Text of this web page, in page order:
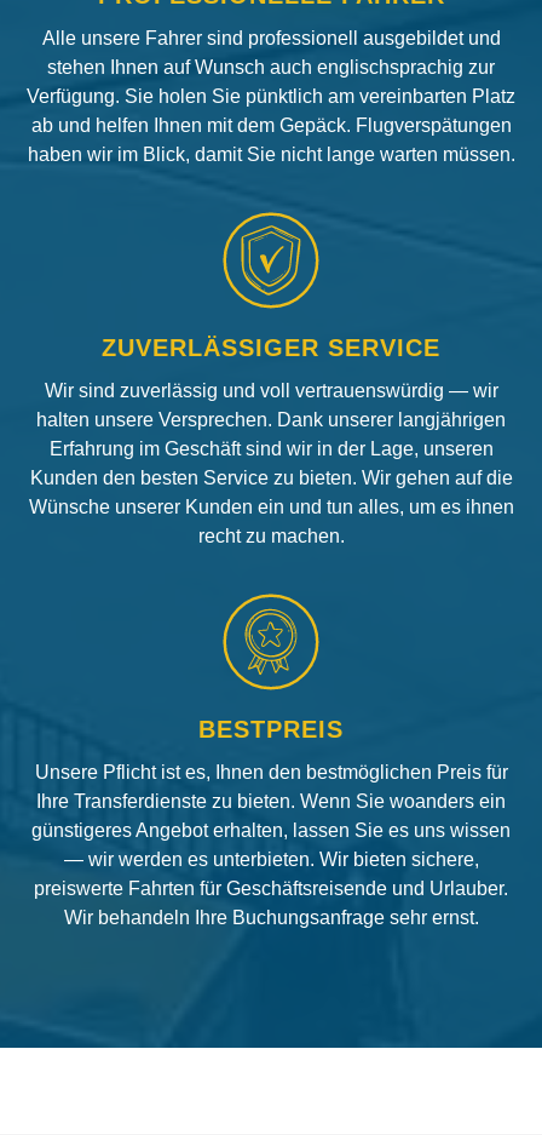
Alle unsere Fahrer sind professionell ausgebildet und
stehen Ihnen auf Wunsch auch englischsprachig zur
Verfügung. Sie holen Sie pünktlich am vereinbarten Platz
ab und helfen Ihnen mit dem Gepäck. Flugverspätungen
haben wir im Blick, damit Sie nicht lange warten müssen.
ZUVERLÄSSIGER SERVICE
Wir sind zuverlässig und voll vertrauenswürdig — wir
halten unsere Versprechen. Dank unserer langjährigen
Erfahrung im Geschäft sind wir in der Lage, unseren
Kunden den besten Service zu bieten. Wir gehen auf die
Wünsche unserer Kunden ein und tun alles, um es ihnen
recht zu machen.
BESTPREIS
Unsere Pflicht ist es, Ihnen den bestmöglichen Preis für
Ihre Transferdienste zu bieten. Wenn Sie woanders ein
günstigeres Angebot erhalten, lassen Sie es uns wissen
— wir werden es unterbieten. Wir bieten sichere,
preiswerte Fahrten für Geschäftsreisende und Urlauber.
Wir behandeln Ihre Buchungsanfrage sehr ernst.